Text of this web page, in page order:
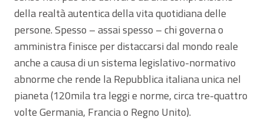
della realtà autentica della vita quotidiana delle
persone. Spesso – assai spesso – chi governa o
amministra finisce per distaccarsi dal mondo reale
anche a causa di un sistema legislativo-normativo
abnorme che rende la Repubblica italiana unica nel
pianeta (120mila tra leggi e norme, circa tre-quattro
volte Germania, Francia o Regno Unito).